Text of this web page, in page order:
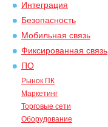
Интеграция
Безопасность
Мобильная связь
Фиксированная связь
ПО
Рынок ПК
Маркетинг
Торговые сети
Оборудование